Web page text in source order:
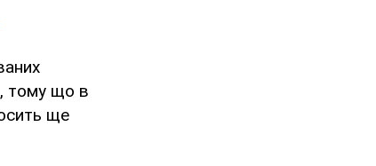
тому що в
ще